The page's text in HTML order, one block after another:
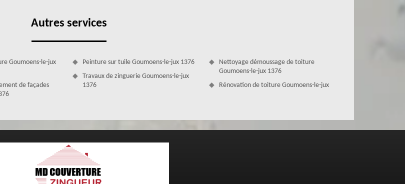
à Goumoens-le-jux : satisfaction
Autres services
Goumoens-le-jux
de façades
Peinture sur tuile Goumoens-le-jux 1376
Travaux de zinguerie Goumoens-le-jux
1376
Nettoyage démoussage de toiture
Goumoens-le-jux 1376
Rénovation de toiture Goumoens-le-jux